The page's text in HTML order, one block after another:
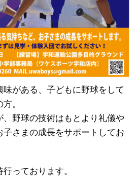
がある、子どもに野球をして
。
野球の技術はもとより礼儀や
さまの成長をサポートしてお
っております。